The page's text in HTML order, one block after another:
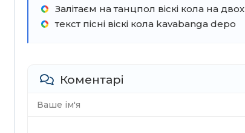
Залітаєм на танцпол віскі кола на двох
текст пісні віскі кола kavabanga depo
Коментарі